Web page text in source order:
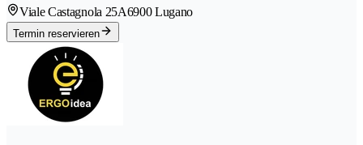
Viale Castagnola 25A6900 Lugano
Termin reservieren